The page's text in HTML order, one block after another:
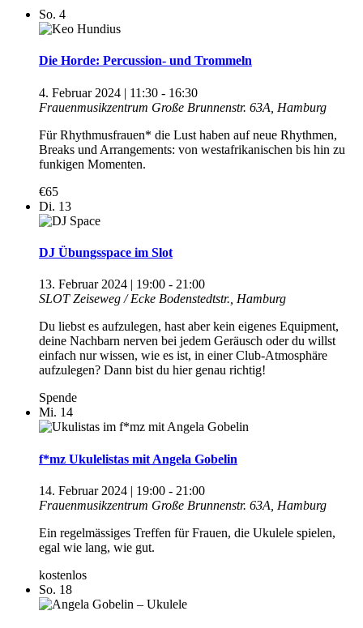
So. 4
Die Horde: Percussion- und Trommeln
4. Februar 2024 | 11:30 - 16:30
Frauenmusikzentrum Große Brunnenstr. 63A, Hamburg
Für Rhythmusfrauen* die Lust haben auf neue Rhythmen,
Breaks und Arrangements: von westafrikanischen bis hin zu
funkigen Momenten.
€65
Di. 13
DJ Übungsspace im Slot
13. Februar 2024 | 19:00 - 21:00
SLOTZeiseweg / Ecke Bodenstedtstr., Hamburg
Du liebst es aufzulegen, hast aber kein eigenes Equipment,
deine Nachbarn nerven bei jedem Geräusch oder du willst
einfach nur wissen, wie es ist, in einer Club-Atmosphäre
aufzulegen? Dann bist du hier genau richtig!
Spende
Mi. 14
f*mz Ukulelistas mit Angela Gobelin
14. Februar 2024 | 19:00 - 21:00
Frauenmusikzentrum Große Brunnenstr. 63A, Hamburg
Ein regelmässiges Treffen für Frauen, die Ukulele spielen,
egal wie lang, wie gut.
kostenlos
So. 18